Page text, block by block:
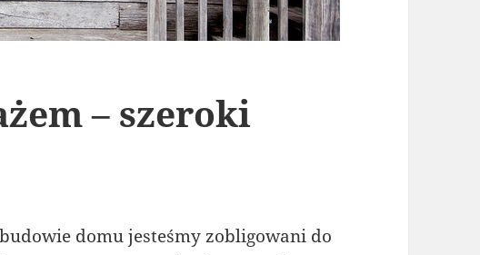
– szeroki
domu jesteśmy zobligowani do